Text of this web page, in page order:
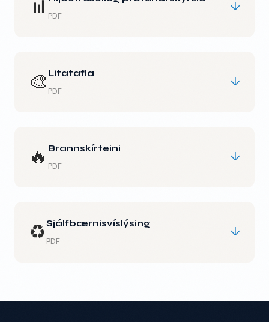
📊 PDF
↓
🎨 Litatafla
PDF
↓
🔥 Brannskírteini
PDF
↓
♻️Sjálfbærnisvíslýsing
PDF
↓